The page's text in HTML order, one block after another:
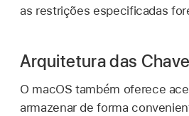
as restrições especificadas
Arquitetura das
O macOS também oferece
armazenar de forma